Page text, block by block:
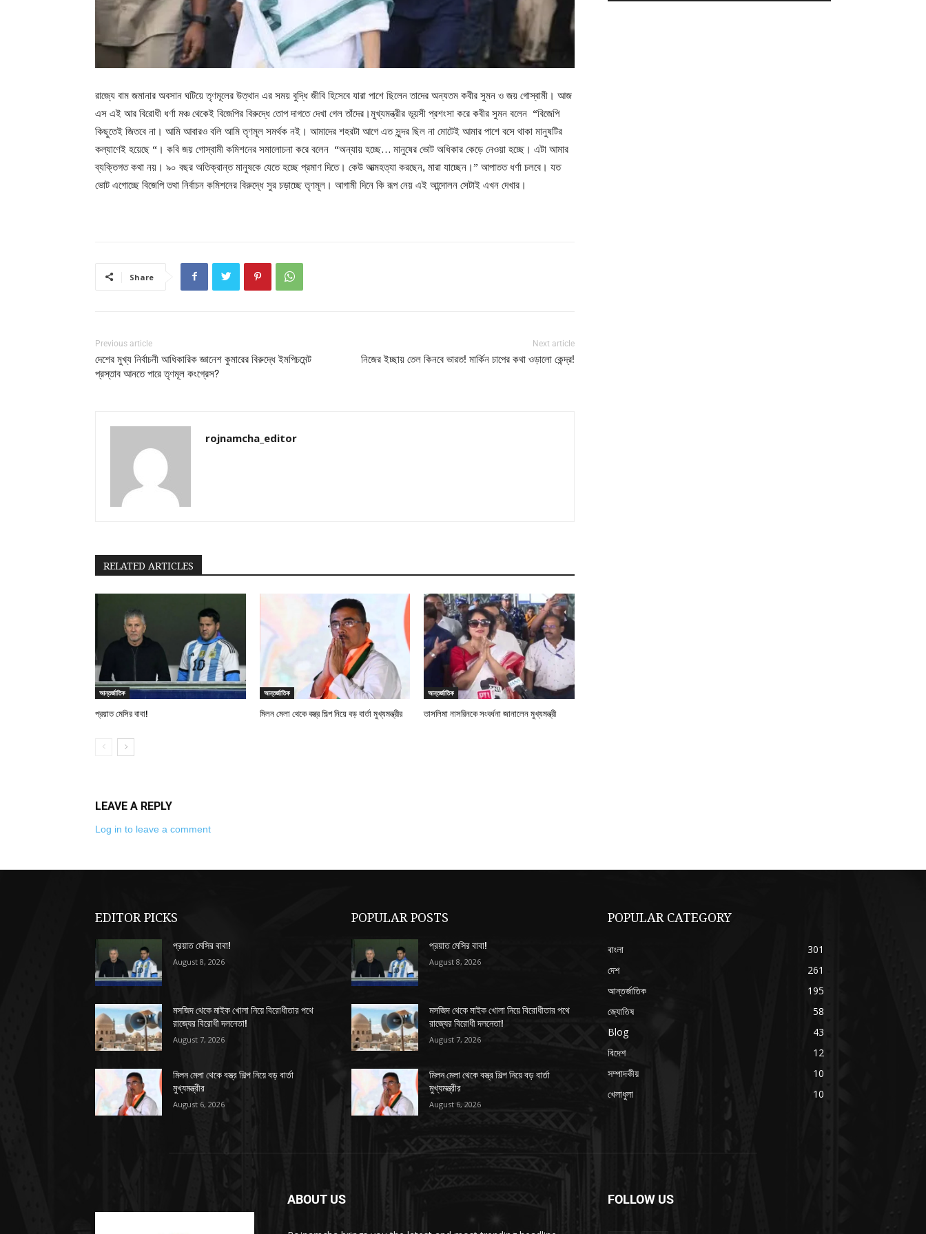
রাজ্যে বাম জমানার অবসান ঘটিয়ে তৃণমূলের উত্থান এর সময় বুদ্ধি জীবি হিসেবে যারা পাশে ছিলেন তাদের অন্যতম কবীর সুমন ও জয় গোস্বামী। আজ
এস এই আর বিরোধী ধর্ণা মঞ্চ থেকেই বিজেপির বিরুদ্ধে তোপ দাগতে দেখা গেল তাঁদের।মুখ্যমন্ত্রীর ভূয়সী প্রশংসা করে কবীর সুমন বলেন “বিজেপি
কিছুতেই জিতবে না। আমি আবারও বলি আমি তৃণমূল সমর্থক নই। আমাদের শহরটা আগে এত সুন্দর ছিল না মোটেই আমার পাশে বসে থাকা মানুষটির
কল্যাণেই হয়েছে “। কবি জয় গোস্বামী কমিশনের সমালোচনা করে বলেন “অন্যায় হচ্ছে… মানুষের ভোট অধিকার কেড়ে নেওয়া হচ্ছে। এটা আমার
ব্যক্তিগত কথা নয়। ৯০ বছর অতিক্রান্ত মানুষকে যেতে হচ্ছে প্রমাণ দিতে। কেউ আত্মহত্যা করছেন, মারা যাচ্ছেন।” আপাতত ধর্ণা চলবে। যত
ভোট এগোচ্ছে বিজেপি তথা নির্বাচন কমিশনের বিরুদ্ধে সুর চড়াচ্ছে তৃণমূল। আগামী দিনে কি রূপ নেয় এই আন্দোলন সেটাই এখন দেখার।
Share
Previous article
দেশের মুখ্য নির্বাচনী আধিকারিক জ্ঞানেশ কুমারের বিরুদ্ধে ইমপিচমেন্ট
প্রস্তাব আনতে পারে তৃণমূল কংগ্রেস?
Next article
নিজের ইচ্ছায় তেল কিনবে ভারত! মার্কিন চাপের কথা ওড়ালো কেন্দ্র!
rojnamcha_editor
RELATED ARTICLES
আন্তর্জাতিক
প্রয়াত মেসির বাবা!
আন্তর্জাতিক
মিলন মেলা থেকে বস্ত্র শিল্প নিয়ে বড় বার্তা মুখ্যমন্ত্রীর
আন্তর্জাতিক
তাসলিমা নাসরিনকে সংবর্ধনা জানালেন মুখ্যমন্ত্রী
LEAVE A REPLY
Log in to leave a comment
EDITOR PICKS
প্রয়াত মেসির বাবা!
August 8, 2026
মসজিদ থেকে মাইক খোলা নিয়ে বিরোধীতার পথে
রাজ্যের বিরোধী দলনেতা!
August 7, 2026
মিলন মেলা থেকে বস্ত্র শিল্প নিয়ে বড় বার্তা
মুখ্যমন্ত্রীর
August 6, 2026
POPULAR POSTS
প্রয়াত মেসির বাবা!
August 8, 2026
মসজিদ থেকে মাইক খোলা নিয়ে বিরোধীতার পথে
রাজ্যের বিরোধী দলনেতা!
August 7, 2026
মিলন মেলা থেকে বস্ত্র শিল্প নিয়ে বড় বার্তা
মুখ্যমন্ত্রীর
August 6, 2026
POPULAR CATEGORY
বাংলা
301
দেশ
261
আন্তর্জাতিক
195
জ্যোতিষ
58
Blog
43
বিদেশ
12
সম্পাদকীয়
10
খেলাধুলা
10
ABOUT US FOLLOW US